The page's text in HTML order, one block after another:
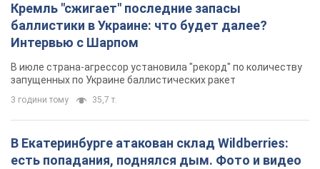
Кремль "сжигает" последние запасы
баллистики в Украине: что будет далее?
Интервью с Шарпом
В июле страна-агрессор установила "рекорд" по количеству
запущенных по Украине баллистических ракет
3 години тому 35,7 т.
В Екатеринбурге атакован склад Wildberries:
есть попадания, поднялся дым. Фото и видео